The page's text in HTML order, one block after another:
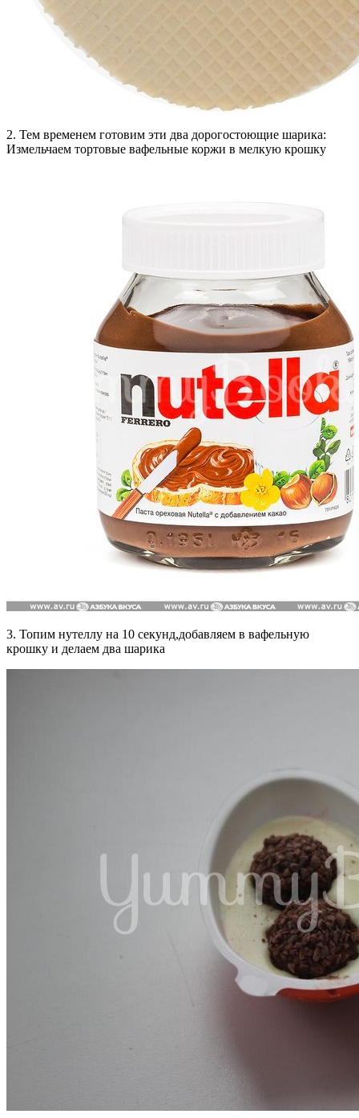
2. Тем временем готовим эти два дорогостоющие шарика:
Измельчаем тортовые вафельные коржи в мелкую крошку
3. Топим нутеллу на 10 секунд,добавляем в вафельную
крошку и делаем два шарика